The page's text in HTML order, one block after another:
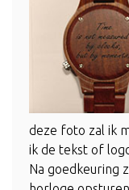
deze foto zal ik
ik de tekst of
Na goedkeuring